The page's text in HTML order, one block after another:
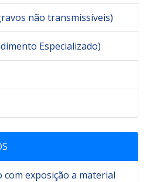
não transmissíveis)
Especializado)
exposição a material